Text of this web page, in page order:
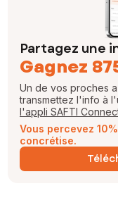
Partagez une
Gagnez
Un de vos proches
transmettez l'info à
l'appli SAFTI
Vous percevez
concrétise.